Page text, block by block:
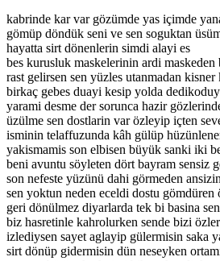
kabrinde kar var gözümde yas içimde
gömüp döndük seni ve sen soguktan
hayatta sirt dönenlerin simdi alayi es
bes kurusluk maskelerinin ardi maskeden
rast gelirsen sen yüzles utanmadan kisner
birkaç gebes duayi kesip yolda
yarami desme der sorunca hazir
üzülme sen dostlarin var özleyip içten
isminin telaffuzunda kâh gülüp
yakismamis son elbisen büyük sanki iki
beni avuntu söyleten dört bayram sensiz
son nefeste yüzünü dahi görmeden
sen yoktun neden eceldi dostu
geri dönülmez diyarlarda tek bi basina
biz hasretinle kahrolurken sende bizi
izlediysen sayet aglayip gülermisin saka
sirt dönüp gidermisin dün neseyken